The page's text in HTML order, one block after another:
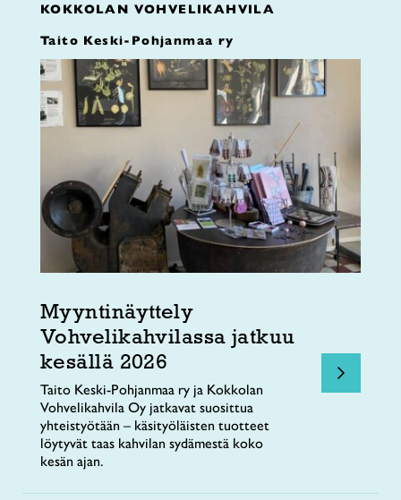
KOKKOLAN VOHVELIKAHVILA
Taito Keski-Pohjanmaa ry
Myyntinäyttely
Vohvelikahvilassa jatkuu
kesällä 2026
Taito Keski-Pohjanmaa ry ja Kokkolan
Vohvelikahvila Oy jatkavat suosittua
yhteistyötään – käsityöläisten tuotteet
löytyvät taas kahvilan sydämestä koko
kesän ajan.